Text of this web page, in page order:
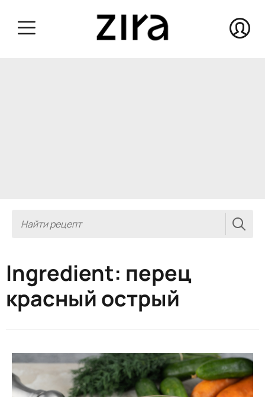
Ingredient: перец
красный острый